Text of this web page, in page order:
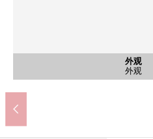
外观
外观
外观
外观
外观
外观
外观
外观
入口
入口
入口
入口
其他
邸宅名牌
港未来线"元町·中华街
横滨市立原市镇小学
步行18分钟
横滨市立码头中学(
步行9分钟。
Maruetsu微型山下公
步行1分钟。
7-Eleven横滨中华街东
步行1分钟。
横滨中华街邮局(
步行4分钟。
独立行政法人地域医疗功能推进机
步行9分钟。
横滨中华街朱雀门(
步行4分钟。
横滨中华街睦邻门
步行1分钟。
山下公园(约
步行5分钟。